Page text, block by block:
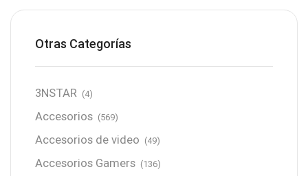
Otras Categorías
3NSTAR (4)
Accesorios (569)
Accesorios de video (49)
Accesorios Gamers (136)